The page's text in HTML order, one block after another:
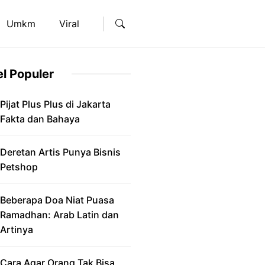
Umkm Viral
Populer
Pijat Plus Plus di Jakarta
Fakta dan Bahaya
Deretan Artis Punya Bisnis
Petshop
Beberapa Doa Niat Puasa
Ramadhan: Arab Latin dan
Artinya
Cara Agar Orang Tak Bisa